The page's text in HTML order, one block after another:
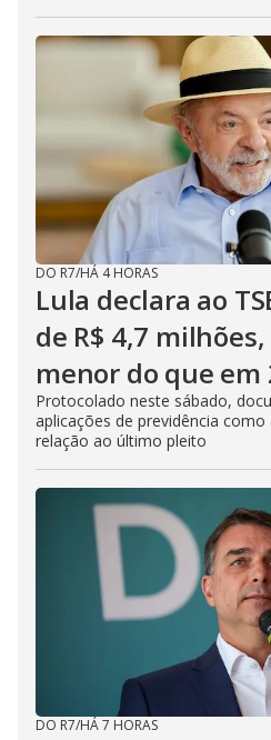
DO R7/HÁ 4 HORAS
Lula declara ao
de R$ 4,7
menor do que em
Protocolado neste sábado,
aplicações de previdência
relação ao último pleito
DO R7/HÁ 7 HORAS